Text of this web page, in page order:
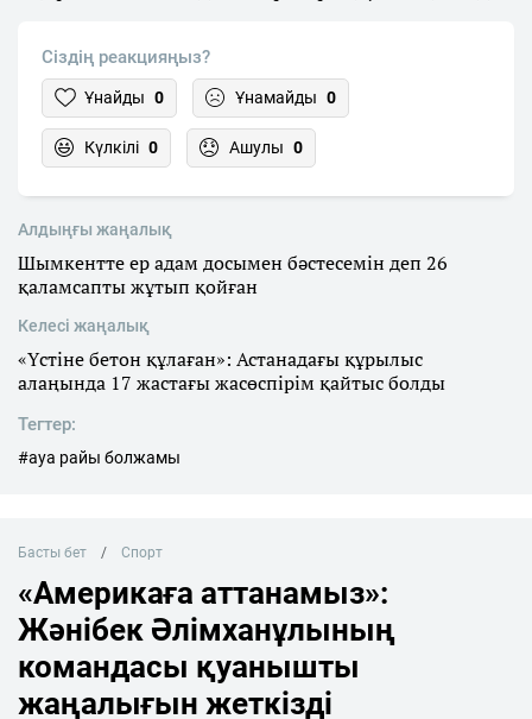
Сіздің реакцияңыз?
Ұнайды 0 Ұнамайды 0
Күлкілі 0 Ашулы 0
Алдыңғы жаңалық
Шымкентте ер адам досымен бәстесемін деп 26
қаламсапты жұтып қойған
Келесі жаңалық
«Үстіне бетон құлаған»: Астанадағы құрылыс
алаңында 17 жастағы жасөспірім қайтыс болды
Тегтер:
#ауа райы болжамы
Басты бет Спорт
«Америкаға аттанамыз»:
Жәнібек Әлімханұлының
командасы қуанышты
жаңалығын жеткізді